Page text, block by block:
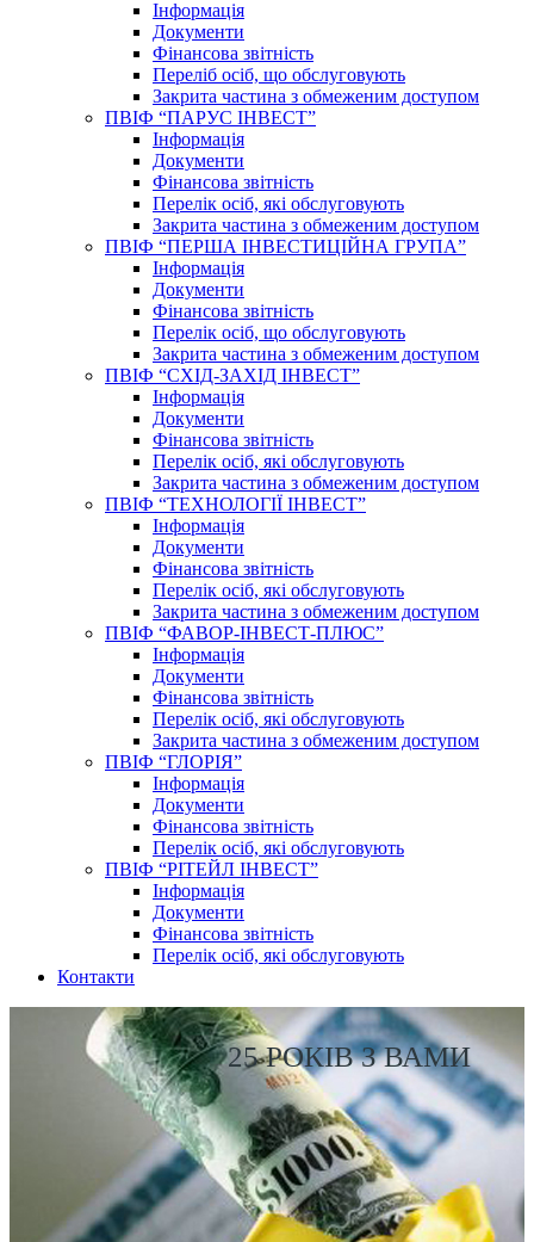
Інформація
Документи
Фінансова звітність
Переліб осіб, що обслуговують
Закрита частина з обмеженим доступом
ПВІФ “ПАРУС ІНВЕСТ”
Інформація
Документи
Фінансова звітність
Перелік осіб, які обслуговують
Закрита частина з обмеженим доступом
ПВІФ “ПЕРША ІНВЕСТИЦІЙНА ГРУПА”
Інформація
Документи
Фінансова звітність
Перелік осіб, що обслуговують
Закрита частина з обмеженим доступом
ПВІФ “СХІД-ЗАХІД ІНВЕСТ”
Інформація
Документи
Фінансова звітність
Перелік осіб, які обслуговують
Закрита частина з обмеженим доступом
ПВІФ “ТЕХНОЛОГІЇ ІНВЕСТ”
Інформація
Документи
Фінансова звітність
Перелік осіб, які обслуговують
Закрита частина з обмеженим доступом
ПВІФ “ФАВОР-ІНВЕСТ-ПЛЮС”
Інформація
Документи
Фінансова звітність
Перелік осіб, які обслуговують
Закрита частина з обмеженим доступом
ПВІФ “ГЛОРІЯ”
Інформація
Документи
Фінансова звітність
Перелік осіб, які обслуговують
ПВІФ “РІТЕЙЛ ІНВЕСТ”
Інформація
Документи
Фінансова звітність
Перелік осіб, які обслуговують
Контакти
25 РОКІВ З ВАМИ